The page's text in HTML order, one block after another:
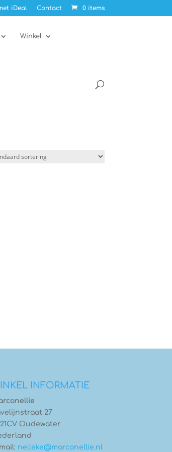
iDeal Contact 0 items
Winkel
INFORMATIE
27
Oudewater
nelleke@marconellie.nl